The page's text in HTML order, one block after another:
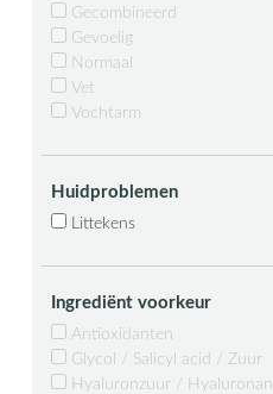
Gecombineerd
Gevoelig
Normaal
Vet
Vochtarm
Huidproblemen
Littekens
Ingrediënt voorkeur
Antioxidanten
Glycol / Salicyl acid / Zuur
Hyaluronzuur / Hyaluronan